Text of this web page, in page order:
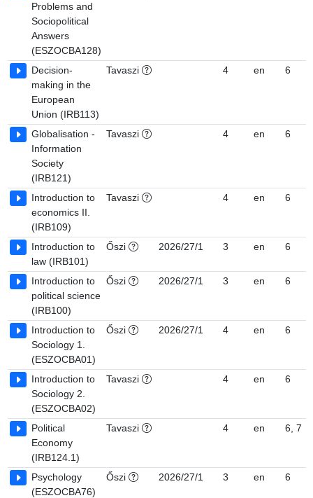
Problems and
Sociopolitical
Answers
(ESZOCBA128)
Decision-
making in the
European
Union (IRB113)
Tavaszi 4 en 6
Globalisation -
Information
Society
(IRB121)
Tavaszi 4 en 6
Introduction to
economics II.
(IRB109)
Tavaszi 4 en 6
Introduction to
law (IRB101)
Őszi 2026/27/1 3 en 6
Introduction to
political science
(IRB100)
Őszi 2026/27/1 3 en 6
Introduction to
Sociology 1.
(ESZOCBA01)
Őszi 2026/27/1 4 en 6
Introduction to
Sociology 2.
(ESZOCBA02)
Tavaszi 4 en 6
Political
Economy
(IRB124.1)
Tavaszi 4 en 6, 7
Psychology
(ESZOCBA76)
Őszi 2026/27/1 3 en 6